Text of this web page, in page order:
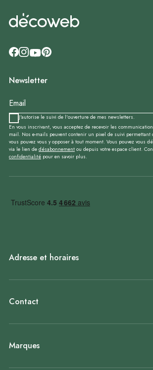
Newsletter
J'autorise le suivi de l'ouverture de mes newsletters.
En vous inscrivant, vous acceptez de recevoir les
mail. Nos e-mails peuvent contenir un pixel de suivi permettant
vous pouvez vous y opposer à tout moment. Vous pouvez vous
via le lien de désabonnement ou depuis votre espace client.
confidentialité pour en savoir plus.
Adresse et horaires
Contact
Marques